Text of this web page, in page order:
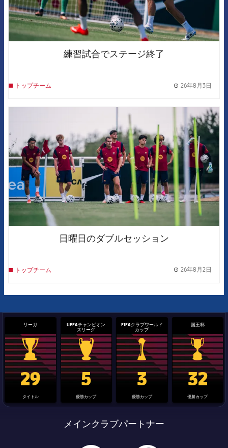
練習試合でステージ終了
トップチーム 26年8月3日
日曜日のダブルセッション
トップチーム 26年8月2日
リーガ
La Liga trophy
29
タイトル
UEFAチャンピオン
ズリーグ
Champions League trophy
5
優勝カップ
FIFAクラブワールド
カップ
label.aria.clubworldcup
3
優勝カップ
国王杯
国王杯
32
優勝カップ
メインクラブパートナー